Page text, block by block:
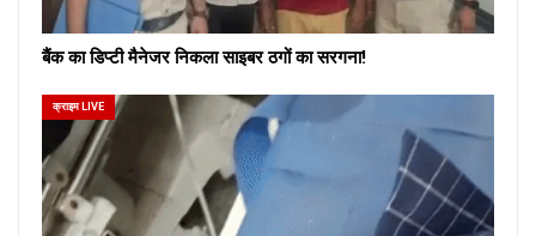
बैंक का डिप्टी मैनेजर निकला साइबर ठगों का सरगना!
क्राइम LIVE